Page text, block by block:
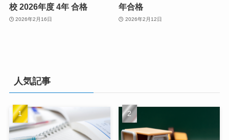
校 2026年度 4年 合格
2026年2月16日
年合格
2026年2月12日
人気記事